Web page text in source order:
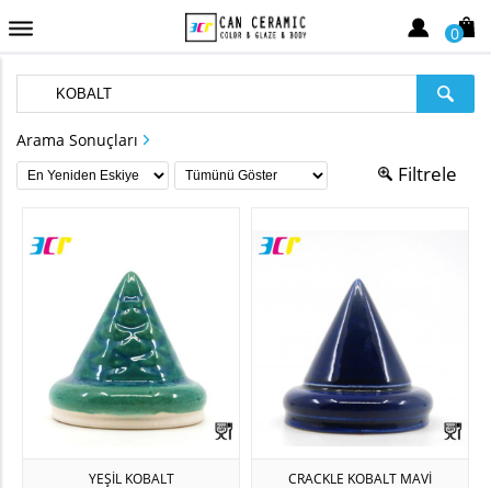
0
Arama Sonuçları
Filtrele
YEŞİL KOBALT CRACKLE KOBALT MAVİ